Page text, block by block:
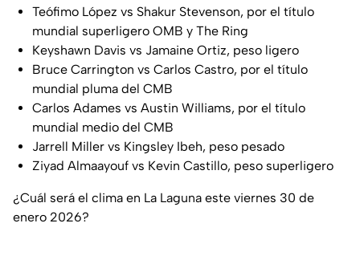
Teófimo López vs Shakur Stevenson, por el título
mundial superligero OMB y The Ring
Keyshawn Davis vs Jamaine Ortiz, peso ligero
Bruce Carrington vs Carlos Castro, por el título
mundial pluma del CMB
Carlos Adames vs Austin Williams, por el título
mundial medio del CMB
Jarrell Miller vs Kingsley Ibeh, peso pesado
Ziyad Almaayouf vs Kevin Castillo, peso superligero
¿Cuál será el clima en La Laguna este viernes 30 de
enero 2026?